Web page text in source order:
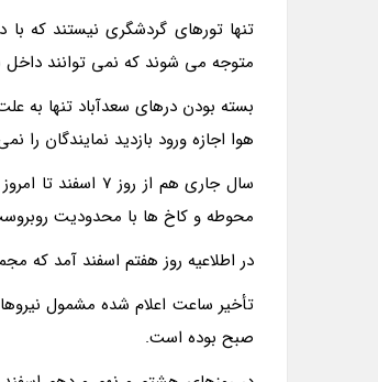
تنها تورهای گردشگری نیستند که با
متوجه می شوند که نمی توانند داخل
بسته بودن درهای سعدآباد تنها به
هوا اجازه ورود بازدید نمایندگان را
محوطه و کاخ ها با محدودیت روبروست و از ساعت 11
در اطلاعیه روز هفتم اسفند آمد که مجموعه سعدآباد
تأخیر ساعت اعلام شده مشمول
صبح بوده است.